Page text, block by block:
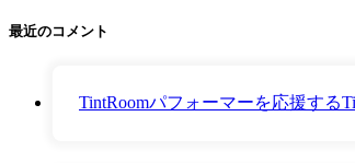
最近のコメント
TintRoomパフォーマーを応援する